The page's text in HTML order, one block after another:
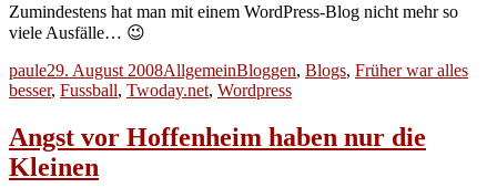
Zumindestens hat man mit einem WordPress-Blog nicht mehr so
viele Ausfälle… 😉
Autor
pauleVeröffentlicht
am
29. August 2008Kategorien
AllgemeinSchlagwörter
Bloggen, Blogs, Früher war alles
besser, Fussball, Twoday.net, Wordpress
Angst vor Hoffenheim haben nur die
Kleinen